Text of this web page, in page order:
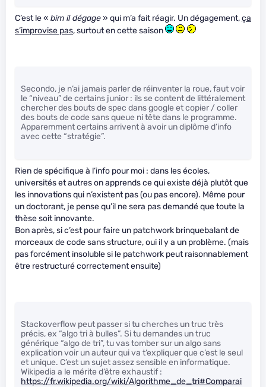
C’est le « bim il dégage» qui m’a fait réagir. Un dégagement,ça
s’improvise pas, surtout en cette saison
Secondo, je n’ai jamais parler de réinventer la roue, faut voir
le “niveau” de certains junior : ils se content de littéralement
chercher des bouts de spec dans google et copier / coller
des bouts de code sans queue ni tête dans le programme.
Apparemment certains arrivent à avoir un diplôme d’info
avec cette “stratégie”.
Rien de spécifique à l’info pour moi : dans les écoles,
universités et autres on apprends ce qui existe déjà plutôt que
les innovations qui n’existent pas (ou pas encore). Même pour
un doctorant, je pense qu’il ne sera pas demandé que toute la
thèse soit innovante.
Bon après, si c’est pour faire un patchwork brinquebalant de
morceaux de code sans structure, oui il y a un problème. (mais
pas forcément insoluble si le patchwork peut raisonnablement
être restructuré correctement ensuite)
Stackoverflow peut passer si tu cherches un truc très
précis, ex “algo tri à bulles”. Si tu demandes un truc
générique “algo de tri”, tu vas tomber sur un algo sans
explication voir un auteur qui va t’expliquer que c’est le seul
et unique. C’est un sujet assez sensible en informatique.
Wikipedia a le mérite d’être exhaustif :
https://fr.wikipedia.org/wiki/Algorithme_de_tri#Comparai